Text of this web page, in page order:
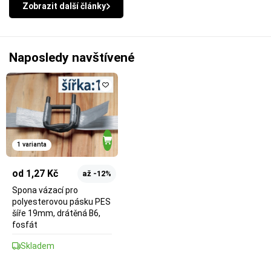
Zobrazit další články
Naposledy navštívené
1 varianta
od 1,27 Kč až -12%
Spona vázací pro
polyesterovou pásku PES
šíře 19mm, drátěná B6,
fosfát
Skladem